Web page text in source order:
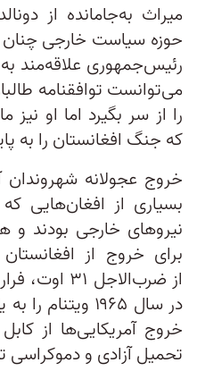
میراث به‌جا‌مانده از
حوزه سیاست خارجی
رئیس‌جمهوری علاقه‌مند
می‌توانست توافقنامه
را از سر بگیرد اما او
که جنگ افغانستان را به
خروج عجولانه
نیروهای خارجی بودند و
برای خروج از
از ضرب‌الاجل
در سال ۱۹۶۵
خروج آمریکایی‌ها از
تحمیل آزادی و دموکراسی